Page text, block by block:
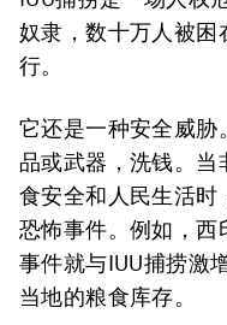
奴隶，数十万人被困
行。
它还是一种安全威胁
品或武器，洗钱。当
食安全和人民生活时
恐怖事件。例如，西
事件就与IUU捕捞激
当地的粮食库存。